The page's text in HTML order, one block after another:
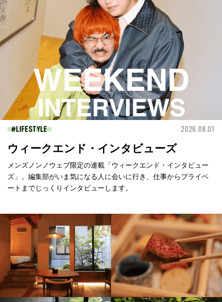
LIFESTYLE 2026.08.01
ウィークエンド・インタビューズ
メンズノンノウェブ限定の連載「ウィークエンド・インタビュー
ズ」。編集部がいま気になる人に会いに行き、仕事からプライベ
ートまでじっくりインタビューします。